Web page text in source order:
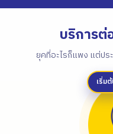
บริการต่
ยุคที่อะไรก็แพง แต่ปร
เริ่ม